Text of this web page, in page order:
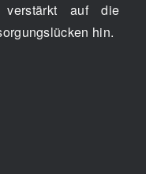
verstärkt auf die
hin.